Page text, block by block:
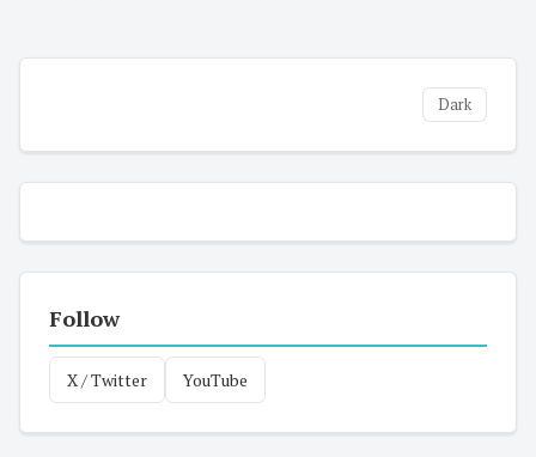
Dark
Follow
X / Twitter YouTube